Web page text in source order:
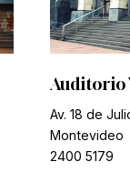
Auditorio
Av. 18 de
Montevideo
2400 5179